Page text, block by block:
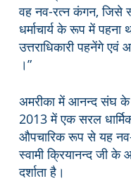
वह नव-रत्न कंगन, जिसे
धर्माचार्य के रूप में
उत्तराधिकारी पहनेंगे
।”
अमरीका में आनन्द संघ के
2013 में एक सरल
औपचारिक रूप से यह
स्वामी क्रियानन्द जी के
दर्शाता है।